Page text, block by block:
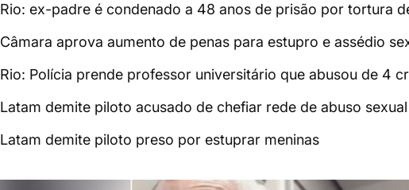
Rio: ex-padre é condenado a 48 anos de prisão por tortura
Câmara aprova aumento de penas para estupro e assédio
Rio: Polícia prende professor universitário que abusou de 4
Latam demite piloto acusado de chefiar rede de abuso
Latam demite piloto preso por estuprar meninas